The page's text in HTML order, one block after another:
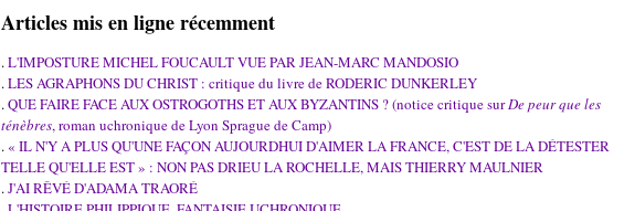
Articles mis en ligne récemment
.L'IMPOSTURE MICHEL FOUCAULT VUE PAR JEAN-MARC MANDOSIO
.LES AGRAPHONS DU CHRIST : critique du livre de RODERIC DUNKERLEY
.QUE FAIRE FACE AUX OSTROGOTHS ET AUX BYZANTINS ? (notice critique surDe peur que les
ténèbres, roman uchronique de Lyon Sprague de Camp)
. « IL N'Y A PLUS QU'UNE FAÇON AUJOURDHUI D'AIMER LA FRANCE, C'EST DE LA DÉTESTER
TELLE QU'ELLE EST » : NON PAS DRIEU LA ROCHELLE, MAIS THIERRY MAULNIER
.J'AI RÊVÉ D'ADAMA TRAORÉ